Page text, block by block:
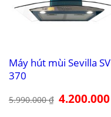
Máy hút mùi Sevilla SV
370
5.990.000₫ Giá
gốc
4.200.000